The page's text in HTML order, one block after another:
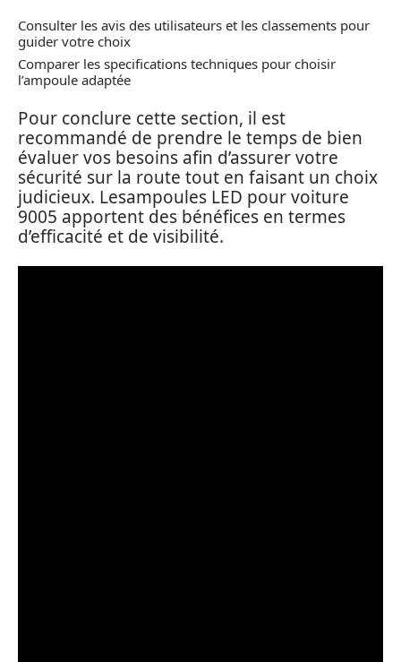
Consulter les avis des utilisateurs et les classements pour
guider votre choix
Comparer les specifications techniques pour choisir
l’ampoule adaptée
Pour conclure cette section, il est
recommandé de prendre le temps de bien
évaluer vos besoins afin d’assurer votre
sécurité sur la route tout en faisant un choix
judicieux. Lesampoules LED pour voiture
9005 apportent des bénéfices en termes
d’efficacité et de visibilité.